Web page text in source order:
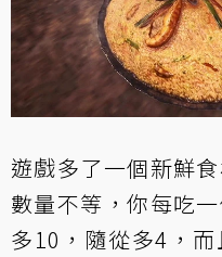
遊戲多了一個新鮮
數量不等，你每吃
多10，隨從多4，